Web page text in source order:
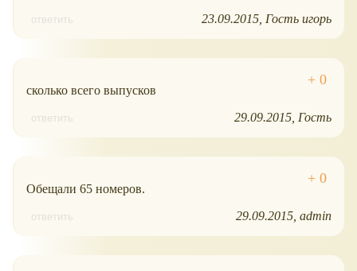
ответить 23.09.2015 Гость игорь
сколько всего выпусков
ответить 29.09.2015 Гость
Обещали 65 номеров.
ответить 29.09.2015 admin